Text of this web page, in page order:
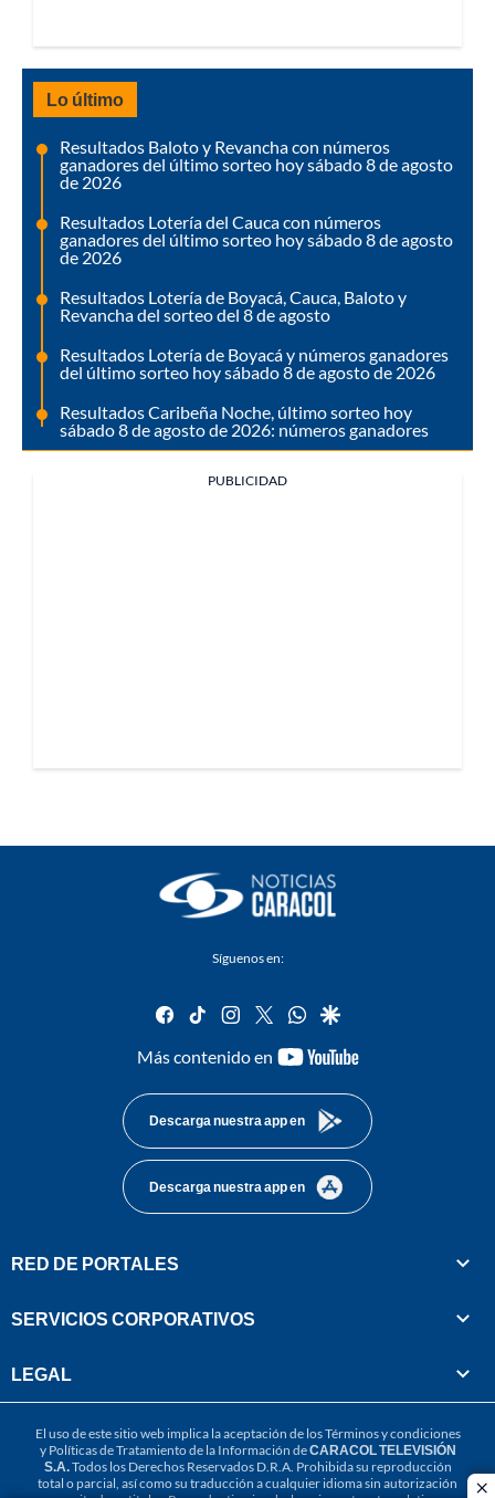
Lo último
Resultados Baloto y Revancha con números
ganadores del último sorteo hoy sábado 8 de agosto
de 2026
Resultados Lotería del Cauca con números
ganadores del último sorteo hoy sábado 8 de agosto
de 2026
Resultados Lotería de Boyacá, Cauca, Baloto y
Revancha del sorteo del 8 de agosto
Resultados Lotería de Boyacá y números ganadores
del último sorteo hoy sábado 8 de agosto de 2026
Resultados Caribeña Noche, último sorteo hoy
sábado 8 de agosto de 2026: números ganadores
PUBLICIDAD
Síguenos en:
facebook
tiktok instagram
twitterwhatsapp
google
Más contenido en
youtube-
Descarga nuestra app en
Descarga nuestra app en
RED DE PORTALES
SERVICIOS CORPORATIVOS
LEGAL
El uso de este sitio web implica la aceptación de losTérminos y condiciones
y Políticas de Tratamiento de la Información deCARACOL TELEVISIÓN
S.A.Todos los Derechos Reservados D.R.A. Prohibida su reproducción
total o parcial, así como su traducción a cualquier idioma sin autorización